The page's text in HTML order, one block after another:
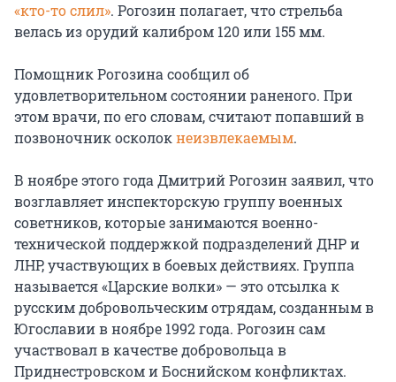
«кто-то слил». Рогозин полагает, что стрельба
велась из орудий калибром 120 или 155 мм.
Помощник Рогозина сообщил об
удовлетворительном состоянии раненого. При
этом врачи, по его словам, считают попавший в
позвоночник осколокнеизвлекаемым.
В ноябре этого года Дмитрий Рогозин заявил, что
возглавляет инспекторскую группу военных
советников, которые занимаются военно-
технической поддержкой подразделений ДНР и
ЛНР, участвующих в боевых действиях. Группа
называется «Царские волки» — это отсылка к
русским добровольческим отрядам, созданным в
Югославии в ноябре 1992 года. Рогозин сам
участвовал в качестве добровольца в
Приднестровском и Боснийском конфликтах.